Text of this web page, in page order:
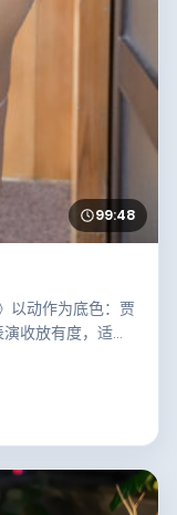
99:48
以动作为底色：贾
收放有度，适合